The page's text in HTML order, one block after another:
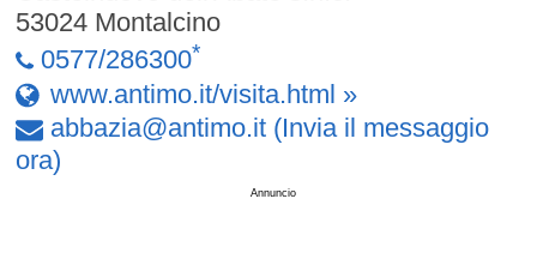
53024 Montalcino
0577/286300*
www.antimo.it/visita.html »
abbazia@antimo.it (Invia il messaggio
ora)
Annuncio